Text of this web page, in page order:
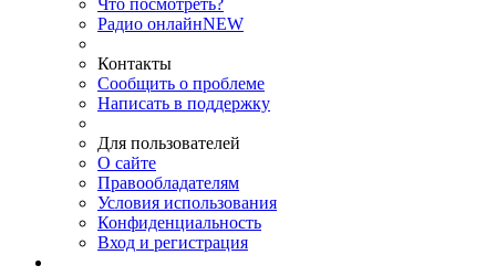
Что посмотреть?
Радио онлайнNEW
Контакты
Сообщить о проблеме
Написать в поддержку
Для пользователей
О сайте
Правообладателям
Условия использования
Конфиденциальность
Вход и регистрация